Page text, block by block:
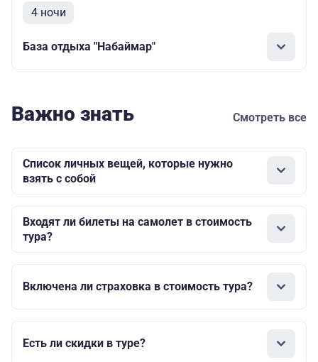
4 ночи
База отдыха "Набаймар"
Важно знать Смотреть все
Список личных вещей, которые нужно
взять с собой
Входят ли билеты на самолет в стоимость
тура?
Включена ли страховка в стоимость тура?
Есть ли скидки в туре?